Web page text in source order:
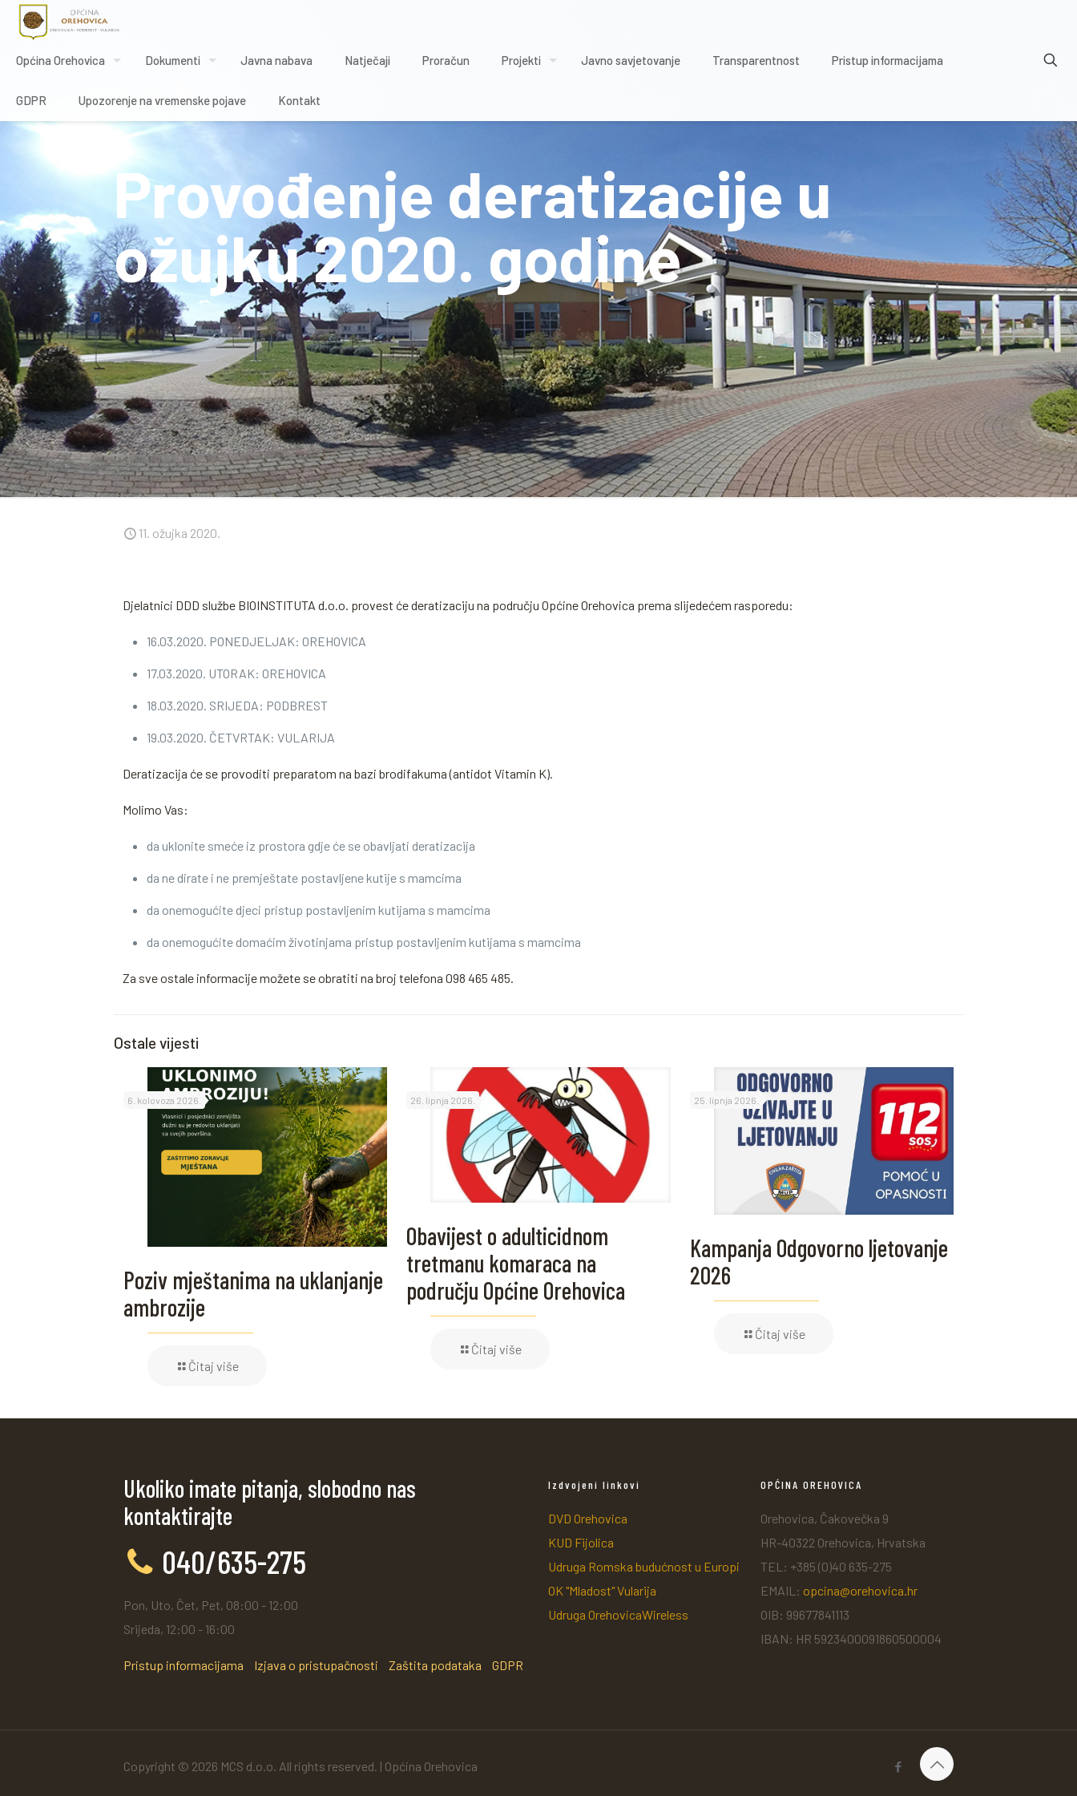
Općina Orehovica Dokumenti Javna nabava Natječaji Proračun Projekti Javno savjetovanje Transparentnost Pristup informacijama
GDPR Upozorenje na vremenske pojave Kontakt
Provođenje deratizacije u
ožujku 2020. godine
11. ožujka 2020.
Djelatnici DDD službe BIOINSTITUTA d.o.o. provest će deratizaciju na području Općine Orehovica prema slijedećem rasporedu:
16.03.2020. PONEDJELJAK: OREHOVICA
17.03.2020. UTORAK: OREHOVICA
18.03.2020. SRIJEDA: PODBREST
19.03.2020. ČETVRTAK: VULARIJA
Deratizacija će se provoditi preparatom na bazi brodifakuma (antidot Vitamin K).
Molimo Vas:
da uklonite smeće iz prostora gdje će se obavljati deratizacija
da ne dirate i ne premještate postavljene kutije s mamcima
da onemogućite djeci pristup postavljenim kutijama s mamcima
da onemogućite domaćim životinjama pristup postavljenim kutijama s mamcima
Za sve ostale informacije možete se obratiti na broj telefona 098 465 485.
Ostale vijesti
6. kolovoza 2026.
Poziv mještanima na uklanjanje
ambrozije
Čitaj više
26. lipnja 2026.
Obavijest o adulticidnom
tretmanu komaraca na
području Općine Orehovica
Čitaj više
25. lipnja 2026.
Kampanja Odgovorno ljetovanje
2026
Čitaj više
Ukoliko imate pitanja, slobodno nas
kontaktirajte
040/635-275
Pon, Uto, Čet, Pet, 08:00 - 12:00
Srijeda, 12:00 - 16:00
Pristup informacijama Izjava o pristupačnosti Zaštita podataka GDPR
Izdvojeni linkovi
DVD Orehovica
KUD Fijolica
Udruga Romska budućnost u Europi
OK "Mladost" Vularija
Udruga OrehovicaWireless
OPĆINA OREHOVICA
Orehovica, Čakovečka 9
HR-40322 Orehovica, Hrvatska
TEL: +385 (0)40 635-275
EMAIL: opcina@orehovica.hr
OIB: 99677841113
IBAN: HR 5923400091860500004
Copyright © 2026 MCS d.o.o. All rights reserved. | Općina Orehovica